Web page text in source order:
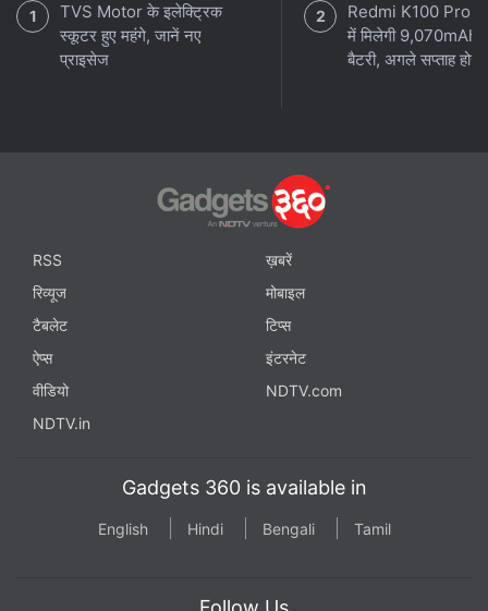
TVS Motor के इलेक्ट्रिक
स्कूटर हुए महंगे, जानें नए
प्राइसेज
Redmi K100 Pro
में मिलेगी 9,070mAh
बैटरी, अगले सप्ताह होगा
RSS
ख़बरें
रिव्यूज
मोबाइल
टैबलेट
टिप्स
ऐप्स
इंटरनेट
वीडियो
NDTV.com
NDTV.in
Gadgets 360 is available in
English Hindi Bengali Tamil